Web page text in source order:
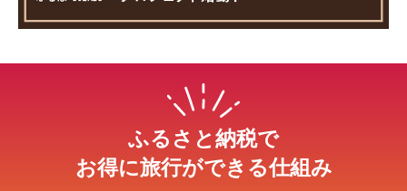
ふるさと納税で
お得に旅行ができる仕組み